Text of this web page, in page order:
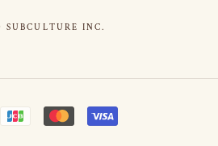
SUBCULTURE INC.